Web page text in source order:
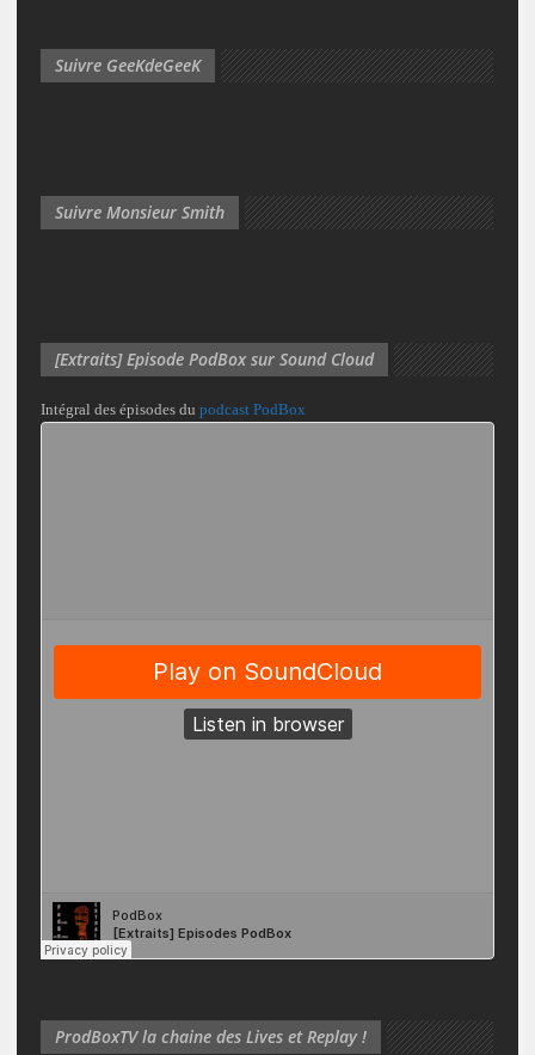
Suivre GeeKdeGeeK
Suivre Monsieur Smith
[Extraits] Episode PodBox sur Sound Cloud
Intégral des épisodes du podcast PodBox
ProdBoxTV la chaine des Lives et Replay !